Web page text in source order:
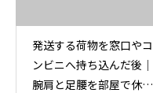
発送する荷物を窓口やコ
ンビニへ持ち込んだ後｜
腕肩と足腰を部屋で休め